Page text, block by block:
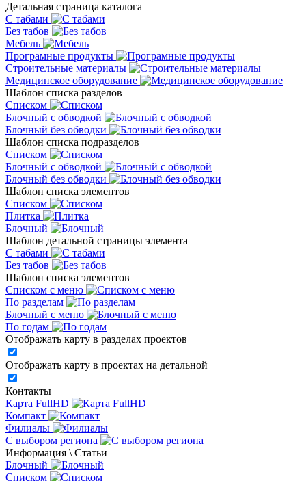
Детальная страница каталога
С табами
Без табов
Мебель
Програмные продукты
Строительные материалы
Медицинское оборудование
Шаблон списка разделов
Списком
Блочный с обводкой
Блочный без обводки
Шаблон списка подразделов
Списком
Блочный с обводкой
Блочный без обводки
Шаблон списка элементов
Списком
Плитка
Блочный
Шаблон детальной страницы элемента
С табами
Без табов
Шаблон списка элементов
Списком c меню
По разделам
Блочный с меню
По годам
Отображать карту в разделах проектов
Отображать карту в проектах на детальной
Контакты
Карта FullHD
Компакт
Филиалы
С выбором региона
Информация \ Статьи
Блочный
Списком